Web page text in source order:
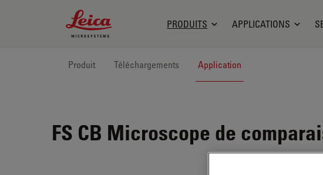
Leica Microsystems Logo
PRODUITS APPLICATIONS
Produit Téléchargements Application
FS CB Microscope de